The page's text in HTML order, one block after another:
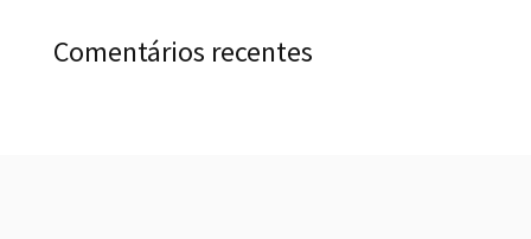
Comentários recentes